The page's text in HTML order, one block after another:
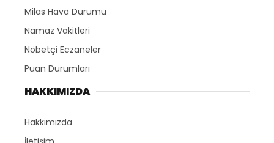
Milas Hava Durumu
Namaz Vakitleri
Nöbetçi Eczaneler
Puan Durumları
HAKKIMIZDA
Hakkımızda